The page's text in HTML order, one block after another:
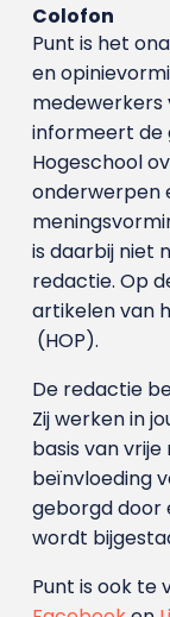
Colofon
Punt is het
en
medewerkers
informeert de
Hogeschool
onderwerpen
is daarbij niet
redactie. Op
artikelen van
(HOP).
De redactie
Zij werken in
basis van
beïnvloeding
geborgd door
wordt
Punt is ook te